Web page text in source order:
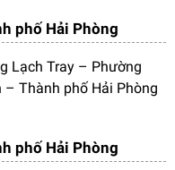
phố Hải Phòng
Lạch Tray – Phường
Thành phố Hải Phòng
phố Hải Phòng